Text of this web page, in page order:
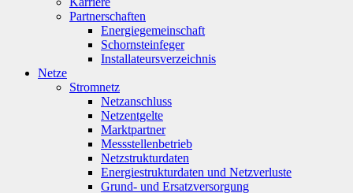
Partnerschaften
Energiegemeinschaft
Schornsteinfeger
Installateursverzeichnis
Netze
Stromnetz
Netzanschluss
Netzentgelte
Marktpartner
Messstellenbetrieb
Netzstrukturdaten
Energiestrukturdaten und Netzverluste
Grund- und Ersatzversorgung